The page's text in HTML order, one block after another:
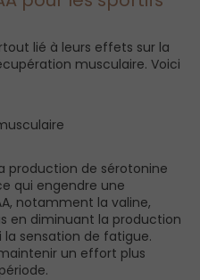
lié à leurs effets sur la
musculaire. Voici
production de sérotonine
qui engendre une
notamment la valine,
en diminuant la production
sensation de fatigue.
un effort plus